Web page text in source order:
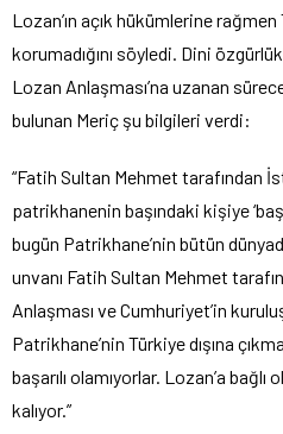
Lozan’ın açık hükümlerine
korumadığını söyledi. Dini
Lozan Anlaşması’na uzanan
bulunan Meriç şu bilgileri verdi:
“Fatih Sultan Mehmet tarafından
patrikhanenin başındaki kişiye
bugün Patrikhane’nin bütün
unvanı Fatih Sultan Mehmet
Anlaşması ve Cumhuriyet’in
Patrikhane’nin Türkiye dışına
başarılı olamıyorlar. Lozan’a
kalıyor.”